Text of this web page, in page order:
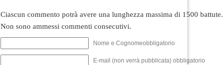
Ciascun commento potrà avere una lunghezza massima di 1500 battute.
Non sono ammessi commenti consecutivi.
Nome e Cognomeobbligatorio
E-mail (non verrà pubblicata) obbligatorio